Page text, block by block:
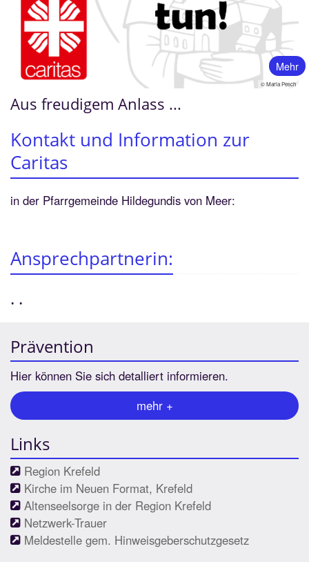
Mehr
© Maria Pesch
Aus freudigem Anlass ...
Kontakt und Information zur
Caritas
in der Pfarrgemeinde Hildegundis von Meer:
Ansprechpartnerin:
. .
Prävention
Hier können Sie sich detalliert informieren.
mehr +
Links
Region Krefeld
Kirche im Neuen Format, Krefeld
Altenseelsorge in der Region Krefeld
Netzwerk-Trauer
Meldestelle gem. Hinweisgeberschutzgesetz